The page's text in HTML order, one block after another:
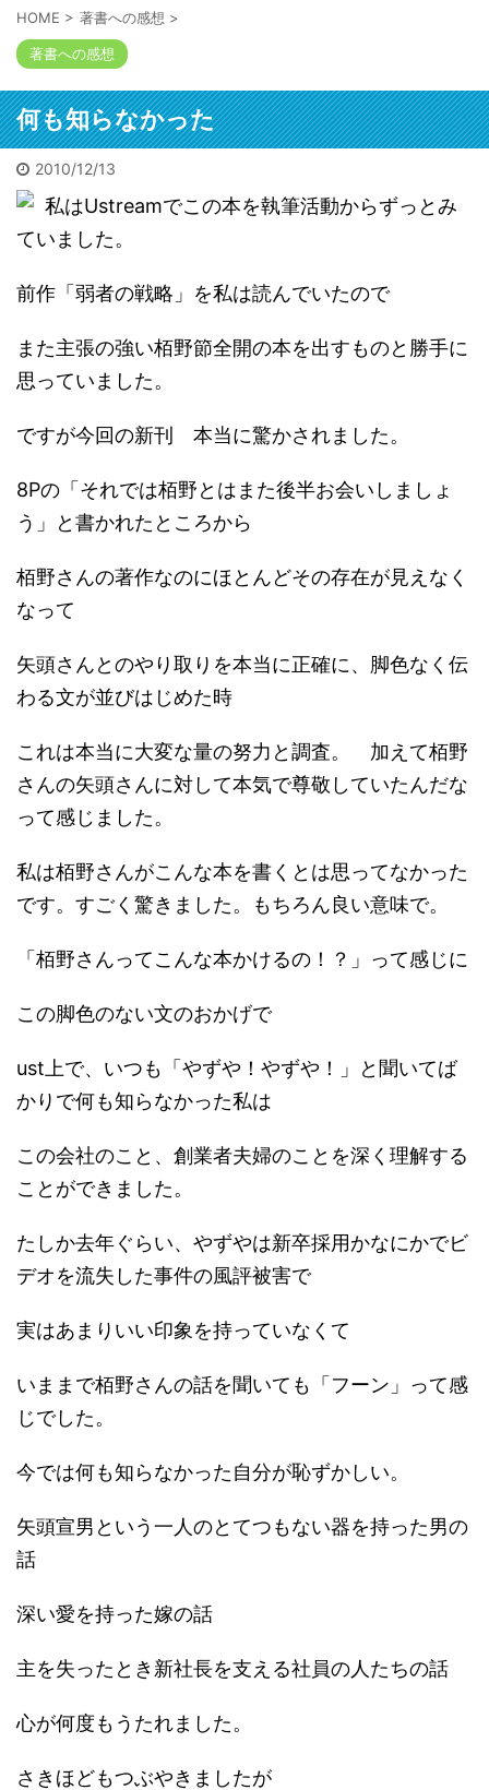
2026/7/3
方の古ビル投資で家賃年
収1億(ひとりで)の友人
ックリです。15年ぶり
ました。群馬県高崎で
広田さん。「事業に行
詰まって引きこもって
会うととんでもないこ
に。 【書評】地方の
宝の山」に変わる。
ビル投資というブルー
動産投資本／書評 ニ
ース・「健美家」サイ
より 皆さんはビル投
どう思われるだろう
。アパート・戸建てと
った住居系の不動産投
に欠けるので手を出さ
いと決めている方も一
数い ...
【セミナー動画】
本に書けない成功事例の裏
催の広田健太郎さんは1人
の大家業で家賃収入1億を
投票
書と
るな
チャ
次構
す。
淑女約
が出版企
概要
の出版
人には
。自信
でしょ
も初出
に言わ
程度が
出た
。サイ
下コメ
チャク
が目次
つ清書
で誰で
書けま
回は5月
されま
shupp
クンと急ブレ
ーキが段階的
にかかってス
トップ。ビニ
ール袋に包ま
れた遺体は担
惑。3万人以上
は「飛び込ん
だ瞬間を見て
だ」と警察官
に。で、貴重
でも見てやろ
う。事後の線
置物があっ
た。離れて2か
だ。ピンク
の。たぶん切
官？救急員？
が慣れた手つ
きで拾ってビ
が、線路の敷
石ゴロゴロに
引っかかっ
て、水をかけ
でも全部は ...
HOME > 著書への感想 >
著書への感想
何も知らなかった
2010/12/13
私はUstreamでこの本を執筆活動からずっとみ
ていました。
前作「弱者の戦略」を私は読んでいたので
また主張の強い栢野節全開の本を出すものと勝手に
思っていました。
ですが今回の新刊 本当に驚かされました。
8Pの「それでは栢野とはまた後半お会いしましょ
う」と書かれたところから
栢野さんの著作なのにほとんどその存在が見えなく
なって
矢頭さんとのやり取りを本当に正確に、脚色なく伝
わる文が並びはじめた時
これは本当に大変な量の努力と調査。 加えて栢野
さんの矢頭さんに対して本気で尊敬していたんだな
って感じました。
私は栢野さんがこんな本を書くとは思ってなかった
です。すごく驚きました。もちろん良い意味で。
「栢野さんってこんな本かけるの！？」って感じに
この脚色のない文のおかげで
ust上で、いつも「やずや！やずや！」と聞いてば
かりで何も知らなかった私は
この会社のこと、創業者夫婦のことを深く理解する
ことができました。
たしか去年ぐらい、やずやは新卒採用かなにかでビ
デオを流失した事件の風評被害で
実はあまりいい印象を持っていなくて
いままで栢野さんの話を聞いても「フーン」って感
じでした。
今では何も知らなかった自分が恥ずかしい。
矢頭宣男という一人のとてつもない器を持った男の
話
深い愛を持った嫁の話
主を失ったとき新社長を支える社員の人たちの話
心が何度もうたれました。
さきほどもつぶやきましたが